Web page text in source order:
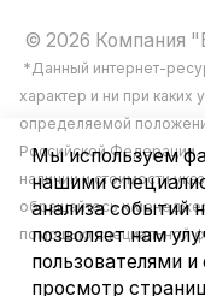
© 2026 Компания
*Данный интернет-
характер и ни при каких
определяемой
Российской
наличии и стоимости
обращайтесь к
помощью специальной
Мы используем
нашими
анализа событий
позволяет нам
пользователями
просмотр